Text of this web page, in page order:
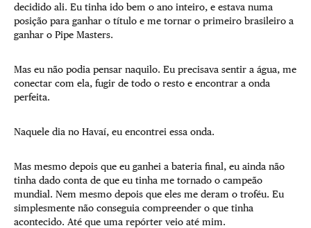
decidido ali. Eu tinha ido bem o ano inteiro, e estava numa
posição para ganhar o título e me tornar o primeiro brasileiro a
ganhar o Pipe Masters.
Mas eu não podia pensar naquilo. Eu precisava sentir a água, me
conectar com ela, fugir de todo o resto e encontrar a onda
perfeita.
Naquele dia no Havaí, eu encontrei essa onda.
Mas mesmo depois que eu ganhei a bateria final, eu ainda não
tinha dado conta de que eu tinha me tornado o campeão
mundial. Nem mesmo depois que eles me deram o troféu. Eu
simplesmente não conseguia compreender o que tinha
acontecido. Até que uma repórter veio até mim.